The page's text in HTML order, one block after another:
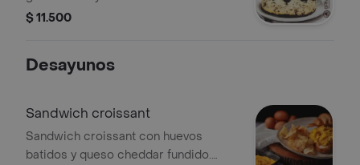
chantillí
$ 11.500
Desayunos
Sandwich croissant
Sandwich croissant con huevos
batidos y queso cheddar fundido.